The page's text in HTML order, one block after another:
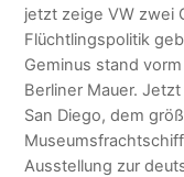
jetzt zeige VW zwei
Flüchtlingspolitik
Geminus stand
Berliner Mauer.
San Diego, dem
Ausstellung zur